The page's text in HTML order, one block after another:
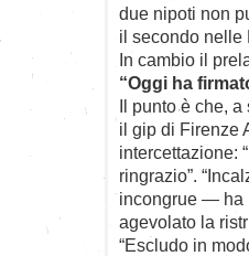
due nipoti non
il secondo nelle
In cambio il
“Oggi ha
Il punto è che,
il gip di Firenze
intercettazione:
ringrazio”.
incongrue — ha
agevolato la
“Escludo in